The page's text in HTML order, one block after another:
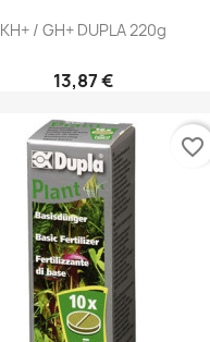
 Aperçu rapide
KH+ / GH+ DUPLA 220g
13,87 €
favorite_border